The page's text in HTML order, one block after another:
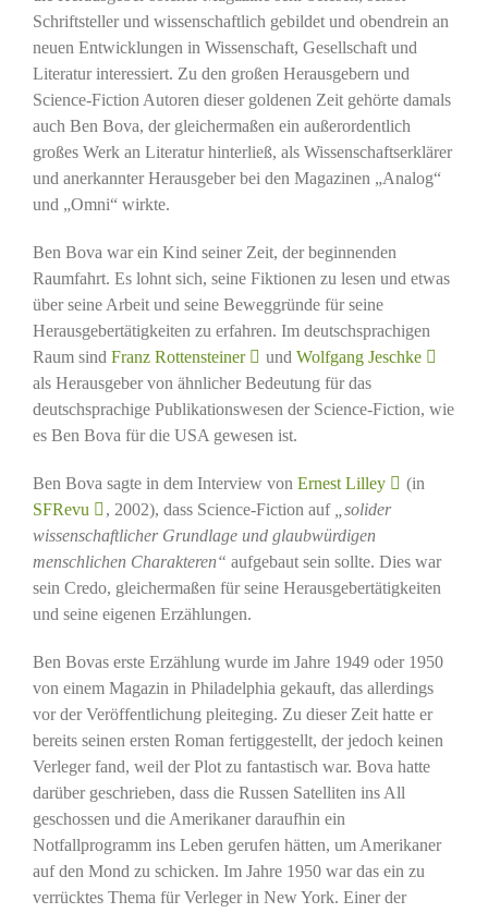
Schriftsteller und wissenschaftlich gebildet und obendrein an
neuen Entwicklungen in Wissenschaft, Gesellschaft und
Literatur interessiert. Zu den großen Herausgebern und
Science-Fiction Autoren dieser goldenen Zeit gehörte damals
auch Ben Bova, der gleichermaßen ein außerordentlich
großes Werk an Literatur hinterließ, als Wissenschaftserklärer
und anerkannter Herausgeber bei den Magazinen „Analog“
und „Omni“ wirkte.
Ben Bova war ein Kind seiner Zeit, der beginnenden
Raumfahrt. Es lohnt sich, seine Fiktionen zu lesen und etwas
über seine Arbeit und seine Beweggründe für seine
Herausgebertätigkeiten zu erfahren. Im deutschsprachigen
Raum sind Franz Rottensteiner und Wolfgang Jeschke
als Herausgeber von ähnlicher Bedeutung für das
deutschsprachige Publikationswesen der Science-Fiction, wie
es Ben Bova für die USA gewesen ist.
Ben Bova sagte in dem Interview von Ernest Lilley
(in
SFRevu
, 2002), dass Science-Fiction auf
„solider
wissenschaftlicher Grundlage und glaubwürdigen
menschlichen Charakteren“ aufgebaut sein sollte. Dies war
sein Credo, gleichermaßen für seine Herausgebertätigkeiten
und seine eigenen Erzählungen.
Ben Bovas erste Erzählung wurde im Jahre 1949 oder 1950
von einem Magazin in Philadelphia gekauft, das allerdings
vor der Veröffentlichung pleiteging. Zu dieser Zeit hatte er
bereits seinen ersten Roman fertiggestellt, der jedoch keinen
Verleger fand, weil der Plot zu fantastisch war. Bova hatte
darüber geschrieben, dass die Russen Satelliten ins All
geschossen und die Amerikaner daraufhin ein
Notfallprogramm ins Leben gerufen hätten, um Amerikaner
auf den Mond zu schicken. Im Jahre 1950 war das ein zu
verrücktes Thema für Verleger in New York. Einer der